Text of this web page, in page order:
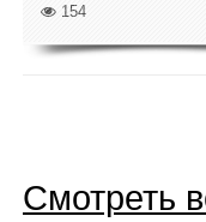
154
Смотреть